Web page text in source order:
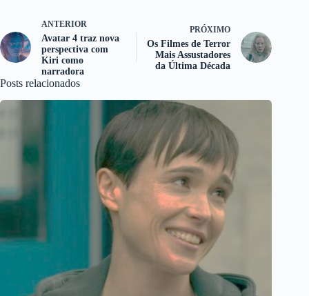
ANTERIOR
Avatar 4 traz nova
perspectiva com
Kiri como
narradora
PRÓXIMO
Os Filmes de Terror
Mais Assustadores
da Última Década
Posts relacionados